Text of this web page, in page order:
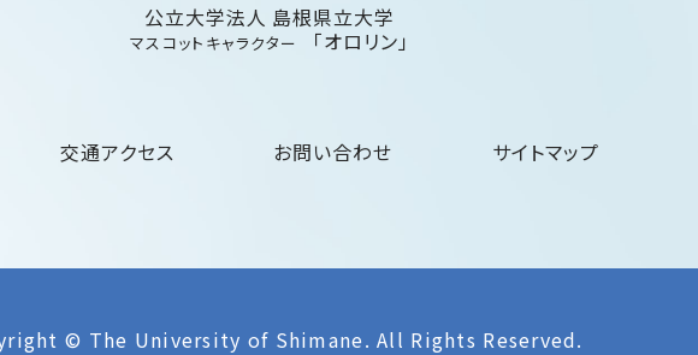
公立大学法人 島根県立大学
マスコットキャラクター 「オロリン」
交通アクセス お問い合わせ サイトマップ
© The University of Shimane. All Rights Reserved.